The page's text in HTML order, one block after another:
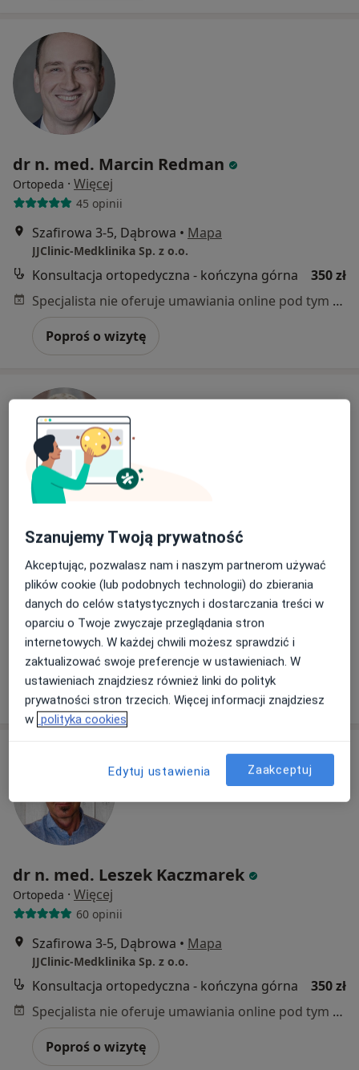
dr n. med. Marcin Redman
Ortopeda · Więcej
45 opinii
Szafirowa 3-5, Dąbrowa • Mapa
JJClinic-Medklinika Sp. z o.o.
Konsultacja ortopedyczna - kończyna górna
350 zł
Specjalista nie oferuje umawiania online pod tym adresem.
Poproś o wizytę
Ortopeda·Więcej
111 opinii
Szafirowa 3-5, Dąbrowa Mapa
JJClinic-Medklinika Sp. z o.o.
Konsultacja ortopedyczna
Poproś o wizytę
dr n. med. Leszek Kaczmarek
Ortopeda · Więcej
60 opinii
Szafirowa 3-5, Dąbrowa • Mapa
JJClinic-Medklinika Sp. z o.o.
Konsultacja ortopedyczna - kończyna górna
350 zł
Specjalista nie oferuje umawiania online pod tym adresem.
Poproś o wizytę
Szanujemy Twoją prywatność
Akceptując, pozwalasz nam i naszym partnerom używać
plików cookie (lub podobnych technologii) do zbierania
danych do celów statystycznych i dostarczania treści w
oparciu o Twoje zwyczaje przeglądania stron
internetowych. W każdej chwili możesz sprawdzić i
zaktualizować swoje preferencje w ustawieniach. W
ustawieniach znajdziesz również linki do polityk
prywatności stron trzecich. Więcej informacji znajdziesz
w polityka cookies
Edytuj ustawienia Zaakceptuj